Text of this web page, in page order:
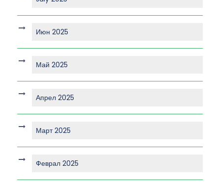
Июн 2025
Май 2025
Апрел 2025
Март 2025
Феврал 2025